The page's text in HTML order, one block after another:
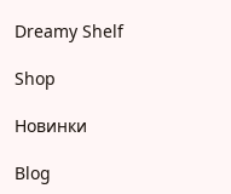
Dreamy Shelf
Shop
Новинки
Blog